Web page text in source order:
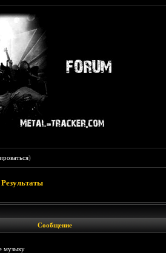
)
Результаты
Сообщение
музыку